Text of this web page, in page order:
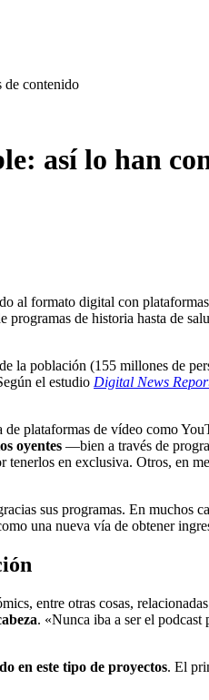
de contenido
así lo han
al formato digital con
programas de historia hasta de
la población (155 millones de
el estudio Digital News
de plataformas de vídeo como
oyentes —bien a través de
en exclusiva. Otros, en
sus programas. En muchos
una nueva vía de obtener
entre otras cosas,
. «Nunca iba a ser el
en este tipo de proyectos. El